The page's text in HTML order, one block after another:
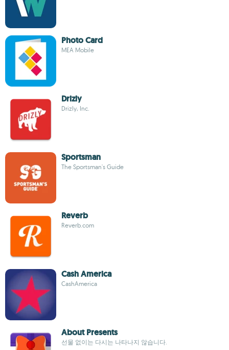
Photo Card
MEA Mobile
Drizly
Drizly, Inc.
Sportsman
The Sportsman's Guide
Reverb
Reverb.com
Cash America
CashAmerica
About Presents
선물 없이는 다시는 나타나지 않습니다.